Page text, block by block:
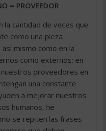
= PROVEEDOR
la cantidad de veces que
como una pieza
mismo como en la
como externos; en
proveedores en
una constante
a mejorar nuestros
humanos, he
se repiten las frases